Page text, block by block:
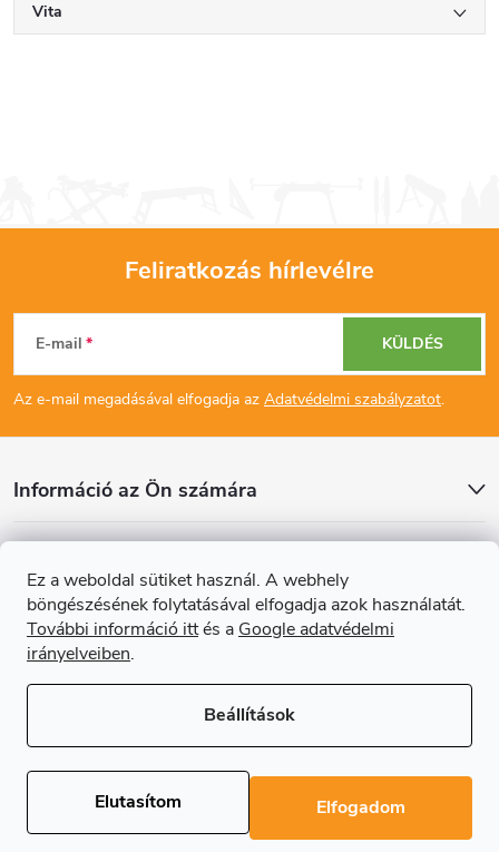
Ez a weboldal sütiket használ. A webhely
böngészésének folytatásával elfogadja azok használatát.
További információ ittés a Google adatvédelmi
irányelveiben.
Beállítások
Elutasítom Elfogadom
Vita
L
á
b
é
Feliratkozás hírlevélre
E-mail
Az e-mail megadásával elfogadja az Adatvédelmi szabályzatot.
KÜLDÉS
Információ az Ön számára
Online fizetési lehetőséget biztosítunk
szerkesztése